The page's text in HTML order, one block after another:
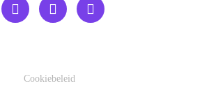
Cookiebeleid